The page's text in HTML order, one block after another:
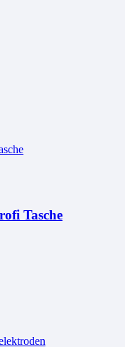
Tasche